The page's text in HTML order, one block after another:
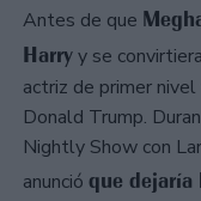
Antes de que
Harryy se
actriz de primer
Donald Trump.
Nightly Show con
anunció que dejaría